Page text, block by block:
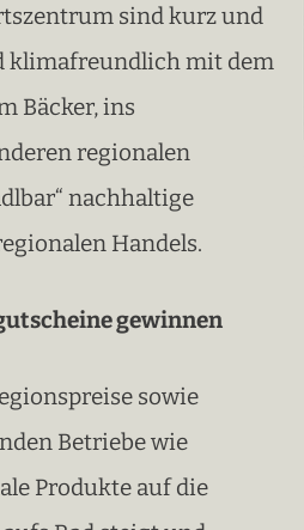
sind kurz und
klimafreundlich mit dem
Bäcker, ins
regionalen
nachhaltige
Handels.
gewinnen
sowie
Betriebe wie
Produkte auf die